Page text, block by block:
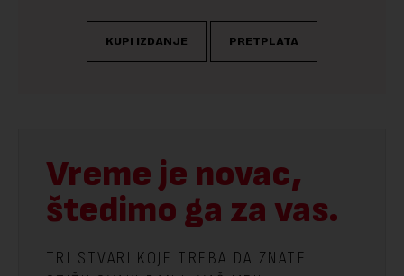
KUPI IZDANJE PRETPLATA
Vreme je novac,
štedimo ga za vas.
TRI STVARI KOJE TREBA DA ZNATE